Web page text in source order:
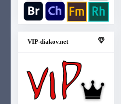
VIP-diakov.net